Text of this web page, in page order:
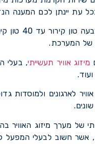
עת יינתן לכם המענה
יתרונם של
של המערכת.
מיזוג אוויר תעשייתי, בעלי
לארגונים ולמוסדות
מערך מיזוג האוויר
אשר חשוב לבעלי המפעל